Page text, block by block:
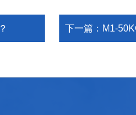
下一篇： M1-